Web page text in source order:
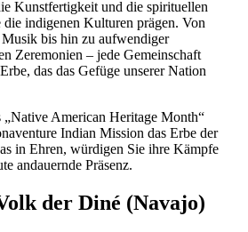
Kunstfertigkeit und die spirituellen
indigenen Kulturen prägen. Von
bis hin zu aufwendiger
Zeremonien – jede Gemeinschaft
das das Gefüge unserer Nation
„Native American Heritage Month“
Indian Mission das Erbe der
in Ehren, würdigen Sie ihre Kämpfe
andauernde Präsenz.
der Diné (Navajo)